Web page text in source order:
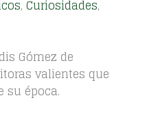
, Curiosidades,
Gómez de
valientes que
su época.